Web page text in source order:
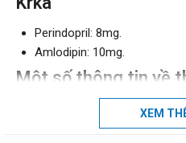
Perindopril: 8mg.
Amlodipin: 10mg.
Một số thông tin về
Amlessa 8mg/10mg
Perindopril: là một loại
XEM